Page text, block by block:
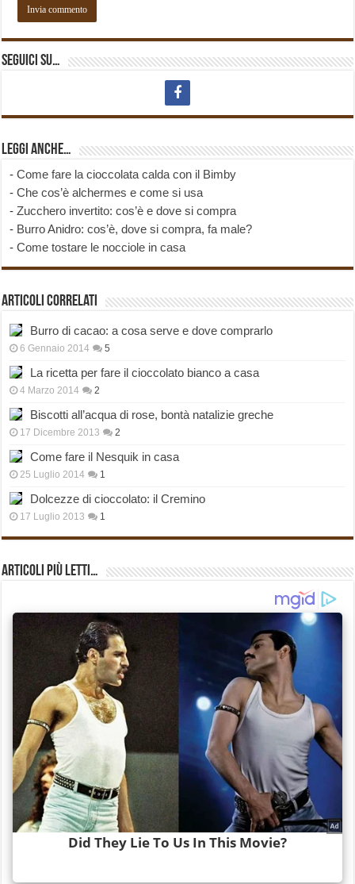
Seguici su…
Leggi anche…
-Come fare la cioccolata calda con il Bimby
-Che cos’è alchermes e come si usa
-Zucchero invertito: cos’è e dove si compra
- Burro Anidro: cos’è, dove si compra, fa male?
-Come tostare le nocciole in casa
Articoli correlati
Burro di cacao: a cosa serve e dove comprarlo
6 Gennaio 2014 5
La ricetta per fare il cioccolato bianco a casa
4 Marzo 2014 2
Biscotti all’acqua di rose, bontà natalizie greche
17 Dicembre 2013 2
Come fare il Nesquik in casa
25 Luglio 2014 1
Dolcezze di cioccolato: il Cremino
17 Luglio 2013 1
Articoli più Letti…